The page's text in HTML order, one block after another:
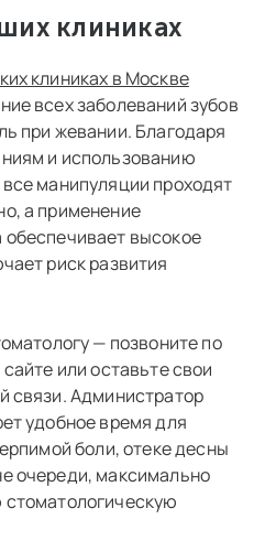
клиниках
клиниках в Москве
всех заболеваний зубов
при жевании. Благодаря
и использованию
манипуляции проходят
а применение
высокое
риск развития
— позвоните по
или оставьте свои
связи. Администратор
удобное время для
боли, отеке десны
очереди, максимально